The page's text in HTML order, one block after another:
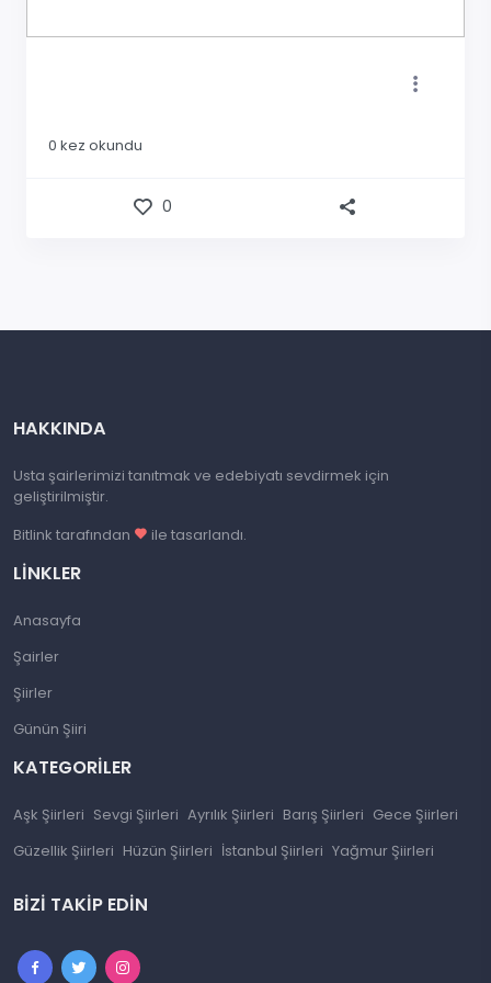
0 kez okundu
0
HAKKINDA
Usta şairlerimizi tanıtmak ve edebiyatı sevdirmek için
geliştirilmiştir.
Bitlink tarafından
ile tasarlandı.
LINKLER
Anasayfa
Şairler
Şiirler
Günün Şiiri
KATEGORILER
Aşk Şiirleri Sevgi Şiirleri Ayrılık Şiirleri Barış Şiirleri Gece Şiirleri
Güzellik Şiirleri Hüzün Şiirleri İstanbul Şiirleri Yağmur Şiirleri
BIZI TAKIP EDIN